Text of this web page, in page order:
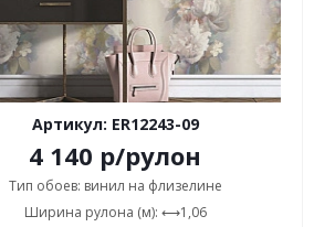
Артикул: ER12243-09
4 140 р/рулон
Тип обоев: винил на флизелине
Ширина рулона (м): ⟷1,06